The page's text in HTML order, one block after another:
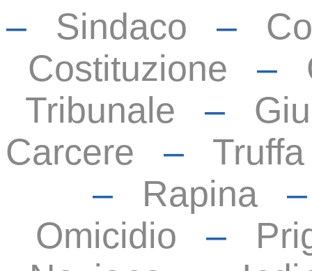
– Sindaco –
Costituzione –
Tribunale –
Carcere – Truffa
– Rapina
Omicidio –